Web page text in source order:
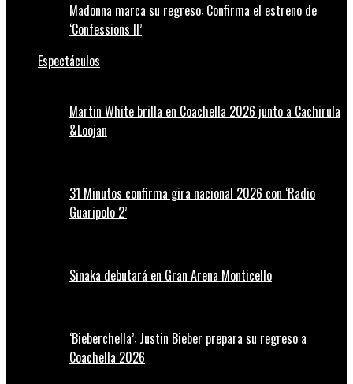
Madonna marca su regreso: Confirma el estreno de
‘Confessions II’
Espectáculos
Martin White brilla en Coachella 2026 junto a Cachirula
&Loojan
31 Minutos confirma gira nacional 2026 con ‘Radio
Guaripolo 2’
Sinaka debutará en Gran Arena Monticello
‘Bieberchella’: Justin Bieber prepara su regreso a
Coachella 2026